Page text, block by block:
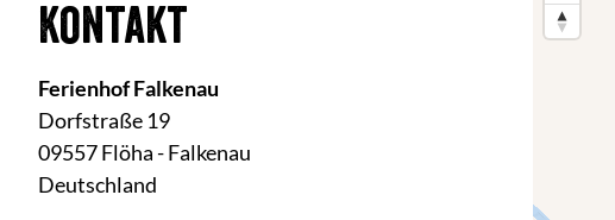
Kontakt
Ferienhof Falkenau
Dorfstraße 19
09557 Flöha - Falkenau
Deutschland